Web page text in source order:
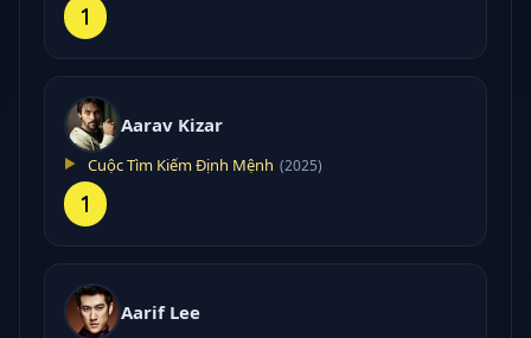
1
Aarav Kizar
Cuộc Tìm Kiếm Định Mệnh (2025)
1
Aarif Lee